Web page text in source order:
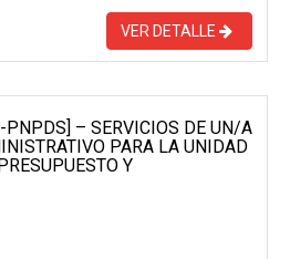
VER DETALLE
– SERVICIOS DE UN/A
PARA LA UNIDAD
Y